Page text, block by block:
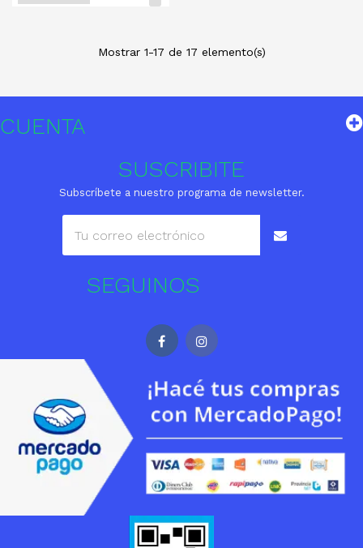
Mostrar 1-17 de 17 elemento(s)
CUENTA
SUSCRIBITE
Subscríbete a nuestro programa de newsletter.
SEGUINOS